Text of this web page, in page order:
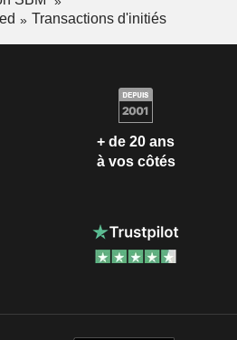
Transactions d'initiés
+ de 20 ans
à vos côtés